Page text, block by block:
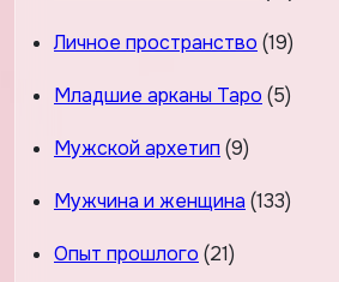
Личное пространство (19)
Младшие арканы Таро (5)
Мужской архетип (9)
Мужчина и женщина (133)
Опыт прошлого (21)